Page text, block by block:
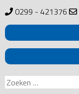
0299 - 421376
Zoeken